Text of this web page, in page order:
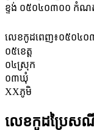
ខ្ទង់ ០៥០៤០៣០០ កំណ
លេខកូដពេញ៖០៥០៤០
០៥ខេត្ត
០៤ស្រុក
០៣ឃុំ
XXភូមិ
លេខកូដប្រៃស